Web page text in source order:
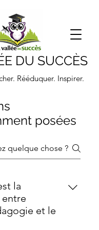
DU SUCCÈS
Rééduquer. Inspirer.
posées
la
et le